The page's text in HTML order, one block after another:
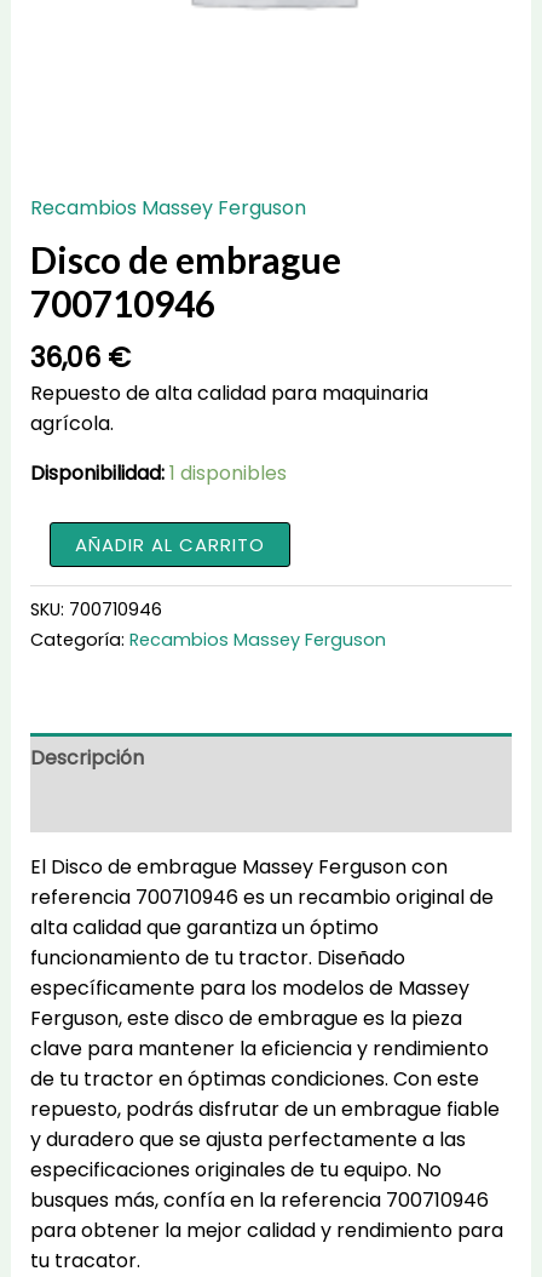
Recambios Massey Ferguson
Disco de embrague
700710946
36,06 €
Repuesto de alta calidad para maquinaria
agrícola.
Disponibilidad:1 disponibles
Disco
de
embrague
700710946
cantidad
AÑADIR AL CARRITO
SKU: 700710946
Categoría: Recambios Massey Ferguson
Descripción
El Disco de embrague Massey Ferguson con
referencia 700710946 es un recambio original de
alta calidad que garantiza un óptimo
funcionamiento de tu tractor. Diseñado
específicamente para los modelos de Massey
Ferguson, este disco de embrague es la pieza
clave para mantener la eficiencia y rendimiento
de tu tractor en óptimas condiciones. Con este
repuesto, podrás disfrutar de un embrague fiable
y duradero que se ajusta perfectamente a las
especificaciones originales de tu equipo. No
busques más, confía en la referencia 700710946
para obtener la mejor calidad y rendimiento para
tu tracator.